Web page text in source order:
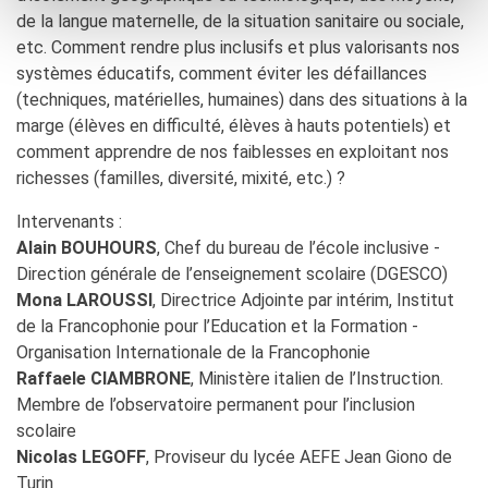
de la langue maternelle, de la situation sanitaire ou sociale,
etc. Comment rendre plus inclusifs et plus valorisants nos
systèmes éducatifs, comment éviter les défaillances
(techniques, matérielles, humaines) dans des situations à la
marge (élèves en difficulté, élèves à hauts potentiels) et
comment apprendre de nos faiblesses en exploitant nos
richesses (familles, diversité, mixité, etc.) ?
Intervenants :
Alain BOUHOURS, Chef du bureau de l’école inclusive -
Direction générale de l’enseignement scolaire (DGESCO)
Mona LAROUSSI, Directrice Adjointe par intérim, Institut
de la Francophonie pour l’Education et la Formation -
Organisation Internationale de la Francophonie
Raffaele CIAMBRONE, Ministère italien de l’Instruction.
Membre de l’observatoire permanent pour l’inclusion
scolaire
Nicolas LEGOFF, Proviseur du lycée AEFE Jean Giono de
Turin